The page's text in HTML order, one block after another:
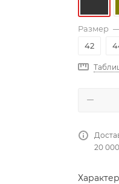
Размер
42
20